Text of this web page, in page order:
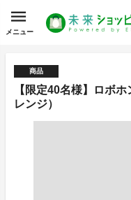
メニュー
商品
【限定40名様】ロボ
レンジ）